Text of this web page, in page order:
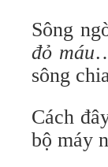
Sông
đỏ máu
sông
Cách
bộ máy